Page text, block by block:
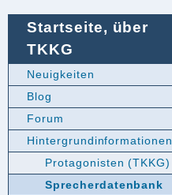
Startseite, über
TKKG
Neuigkeiten
Blog
Forum
Hintergrundinformationen
Protagonisten (TKKG)
Sprecherdatenbank